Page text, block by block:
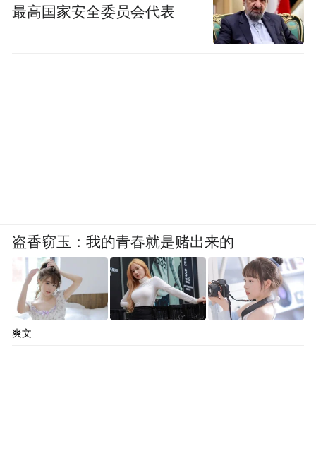
最高国家安全委员会代表
盗香窃玉：我的青春就是赌出来的
爽文